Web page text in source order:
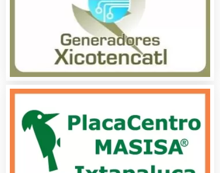
Alta Costura
Aluminio
Ambulancias
Análisis Clínicos
Análisis de Aguas